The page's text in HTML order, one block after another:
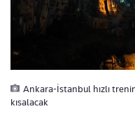
Ankara-İstanbul hızlı
kısalacak